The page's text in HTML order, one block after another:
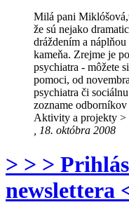
Milá pani
že sú nejako
dráždením a
kameňa. Zrejme je
psychiatra - môžete
pomoci, od
psychiatra či
zozname odborníkov
Aktivity a projekty >
, 18. októbra 2008
> > >
newslettera